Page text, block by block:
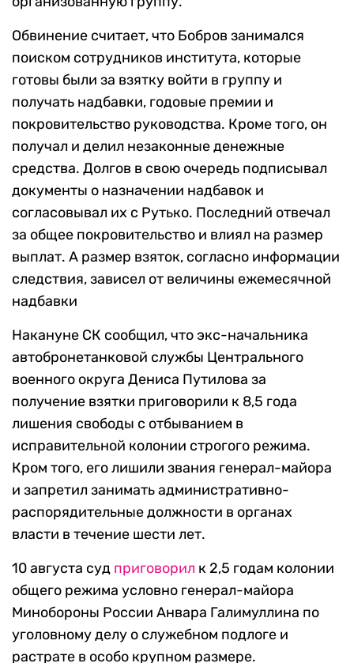
Обвинение считает, что Бобров занимался
поиском сотрудников института, которые
готовы были за взятку войти в группу и
получать надбавки, годовые премии и
покровительство руководства. Кроме того, он
получал и делил незаконные денежные
средства. Долгов в свою очередь подписывал
документы о назначении надбавок и
согласовывал их с Рутько. Последний отвечал
за общее покровительство и влиял на размер
выплат. А размер взяток, согласно информации
следствия, зависел от величины ежемесячной
надбавки
Накануне СК сообщил, что экс-начальника
автобронетанковой службы Центрального
военного округа Дениса Путилова за
получение взятки приговорили к 8,5 года
лишения свободы с отбыванием в
исправительной колонии строгого режима.
Кром того, его лишили звания генерал-майора
и запретил занимать административно-
распорядительные должности в органах
власти в течение шести лет.
10 августа суд приговорил к 2,5 годам колонии
общего режима условно генерал-майора
Минобороны России Анвара Галимуллина по
уголовному делу о служебном подлоге и
растрате в особо крупном размере.